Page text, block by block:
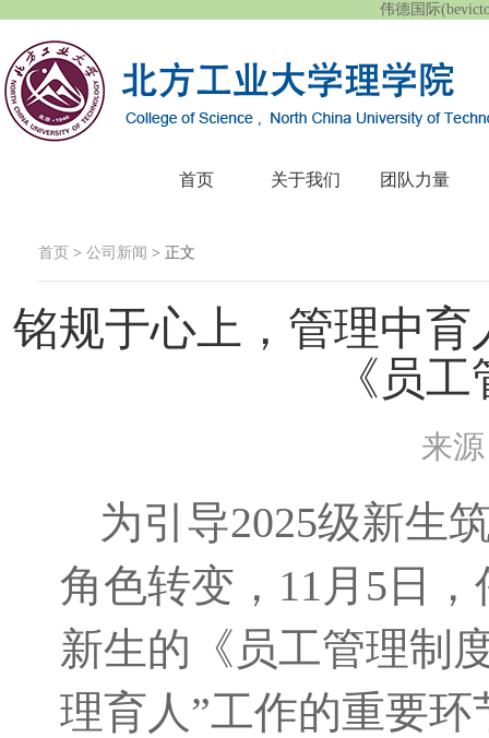
伟德国际
首页 关于我们 团队力量
首页 > 公司新闻 > 正文
铭规于心上，管理中
《员
来
为引导2025级新生
角色转变，11月5日
新生的《员工管理制
理育人”工作的重要